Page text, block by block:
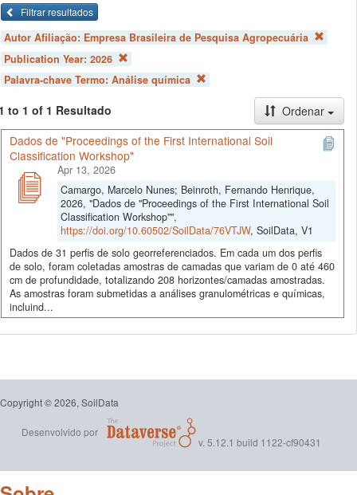
Filtrar resultados
Autor Afiliação: Empresa Brasileira de Pesquisa Agropecuária
Publication Year: 2026
Palavra-chave Termo: Análise química
to 1 of 1 Resultado
Ordenar
Dados de "Proceedings of the First International Soil
Classification Workshop"
Apr 13, 2026
Camargo, Marcelo Nunes; Beinroth, Fernando Henrique,
2026, "Dados de "Proceedings of the First International Soil
Classification Workshop"",
https://doi.org/10.60502/SoilData/76VTJW, SoilData, V1
Dados de 31 perfis de solo georreferenciados. Em cada um dos perfis
de solo, foram coletadas amostras de camadas que variam de 0 até 460
cm de profundidade, totalizando 208 horizontes/camadas amostradas.
As amostras foram submetidas a análises granulométricas e químicas,
incluind...
Copyright © 2026, SoilData
Desenvolvido por
v. 5.12.1 build 1122-cf90431